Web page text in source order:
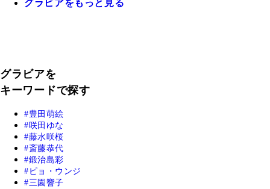
グラビアをもっと見る
グラビアを
キーワードで探す
豊田萌絵
咲田ゆな
藤水咲桜
斎藤恭代
鍛治島彩
ピョ・ウンジ
三園響子